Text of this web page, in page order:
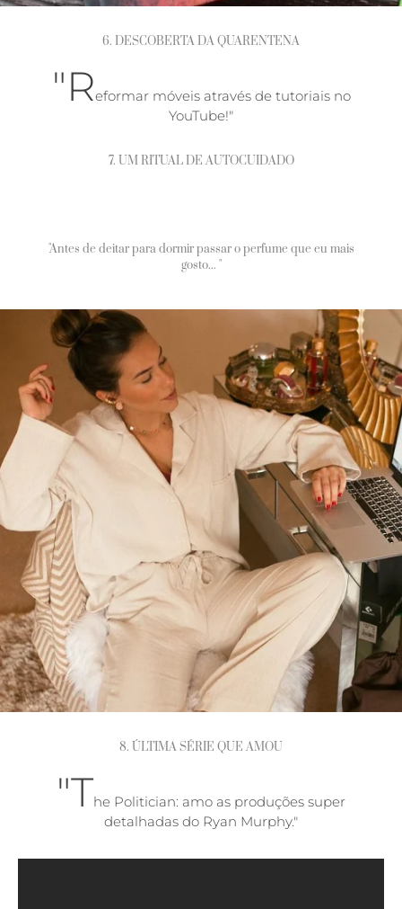
6. DESCOBERTA DA QUARENTENA
"Reformar móveis através de tutoriais no
YouTube!"
7. UM RITUAL DE AUTOCUIDADO
"Antes de deitar para dormir passar o perfume que eu mais
gosto... "
8. ÚLTIMA SÉRIE QUE AMOU
"The Politician: amo as produções super
detalhadas do Ryan Murphy."